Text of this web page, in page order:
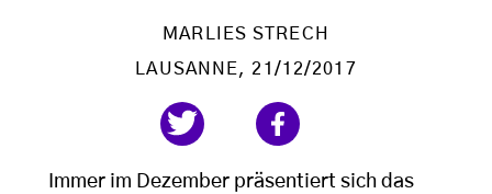
MARLIES STRECH
LAUSANNE , 21/12/2017
Immer im Dezember präsentiert sich das